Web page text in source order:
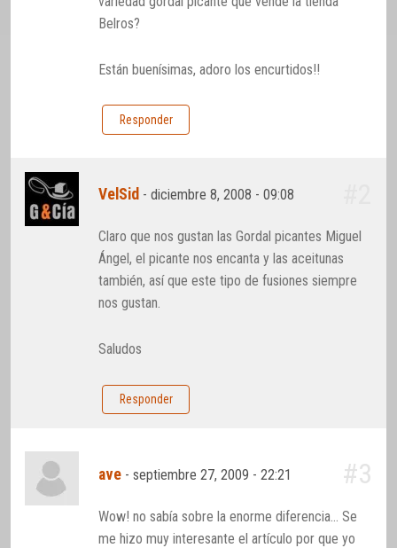
Belros?
Están buenísimas, adoro los encurtidos!!
Responder
VelSid -diciembre 8, 2008 - 09:08
Claro que nos gustan las Gordal picantes Miguel
Ángel, el picante nos encanta y las aceitunas
también, así que este tipo de fusiones siempre
nos gustan.
Saludos
Responder
ave -septiembre 27, 2009 - 22:21 #3
Wow! no sabía sobre la enorme diferencia… Se
me hizo muy interesante el artículo por que yo